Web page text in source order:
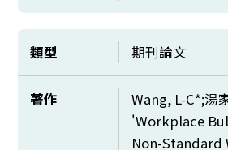
類型 期刊論文
著作
Wang, L-C*;湯
'Workplace
Non-Standard